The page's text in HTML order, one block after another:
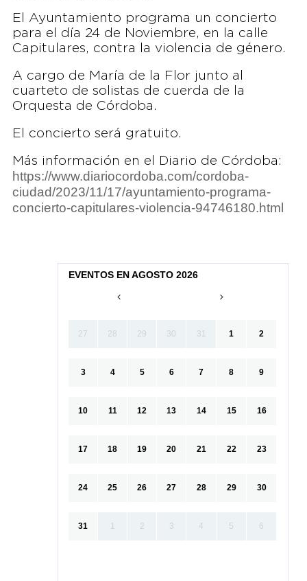
El Ayuntamiento programa un concierto
para el día 24 de Noviembre, en la calle
Capitulares, contra la violencia de género.
A cargo de María de la Flor junto al
cuarteto de solistas de cuerda de la
Orquesta de Córdoba.
El concierto será gratuito.
Más información en el Diario de Córdoba:
https://www.diariocordoba.com/cordoba-
ciudad/2023/11/17/ayuntamiento-programa-
concierto-capitulares-violencia-94746180.html
EVENTOS EN AGOSTO 2026
27 28 29 30 31 1 2
3 4 5 6 7 8 9
10 11 12 13 14 15 16
17 18 19 20 21 22 23
24 25 26 27 28 29 30
31 1 2 3 4 5 6